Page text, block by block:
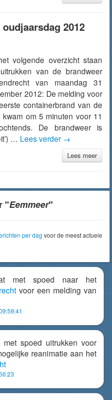
2012
volgende overzicht staan
van de brandweer
van maandag 31
2012: De melding voor
containerbrand van de
kwam om 5 minuten voor 11
De brandweer is
… Lees verder →
Lees meer
"Eemmeer"
per dag voor de meest actuele
met spoed naar het
voor een melding van
spoed uitrukken voor
reanimatie aan het